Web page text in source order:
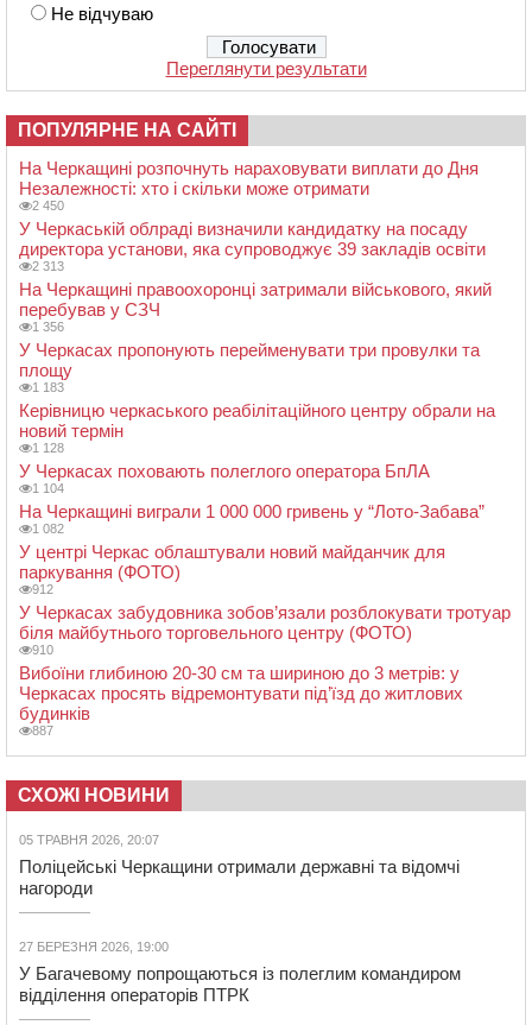
Не відчуваю
Переглянути результати
ПОПУЛЯРНЕ НА САЙТІ
На Черкащині розпочнуть нараховувати виплати до Дня
Незалежності: хто і скільки може отримати
2 450
У Черкаській облраді визначили кандидатку на посаду
директора установи, яка супроводжує 39 закладів освіти
2 313
На Черкащині правоохоронці затримали військового, який
перебував у СЗЧ
1 356
У Черкасах пропонують перейменувати три провулки та
площу
1 183
Керівницю черкаського реабілітаційного центру обрали на
новий термін
1 128
У Черкасах поховають полеглого оператора БпЛА
1 104
На Черкащині виграли 1 000 000 гривень у “Лото-Забава”
1 082
У центрі Черкас облаштували новий майданчик для
паркування (ФОТО)
912
У Черкасах забудовника зобов’язали розблокувати тротуар
біля майбутнього торговельного центру (ФОТО)
910
Вибоїни глибиною 20-30 см та шириною до 3 метрів: у
Черкасах просять відремонтувати під’їзд до житлових
будинків
887
СХОЖІ НОВИНИ
05 ТРАВНЯ 2026, 20:07
Поліцейські Черкащини отримали державні та відомчі
нагороди
27 БЕРЕЗНЯ 2026, 19:00
У Багачевому попрощаються із полеглим командиром
відділення операторів ПТРК